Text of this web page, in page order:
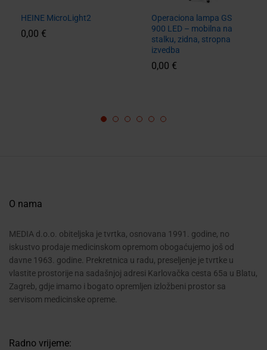
HEINE MicroLight2
0,00 €
Operaciona lampa GS
900 LED – mobilna na
stalku, zidna, stropna
izvedba
0,00 €
O nama
MEDIA d.o.o. obiteljska je tvrtka, osnovana 1991. godine, no
iskustvo prodaje medicinskom opremom obogaćujemo još od
davne 1963. godine. Prekretnica u radu, preseljenje je tvrtke u
vlastite prostorije na sadašnjoj adresi Karlovačka cesta 65a u Blatu,
Zagreb, gdje imamo i bogato opremljen izložbeni prostor sa
servisom medicinske opreme.
Radno vrijeme: